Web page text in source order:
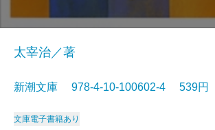
太宰治／著
新潮文庫 978-4-10-100602-4 539円
文庫電子書籍あり